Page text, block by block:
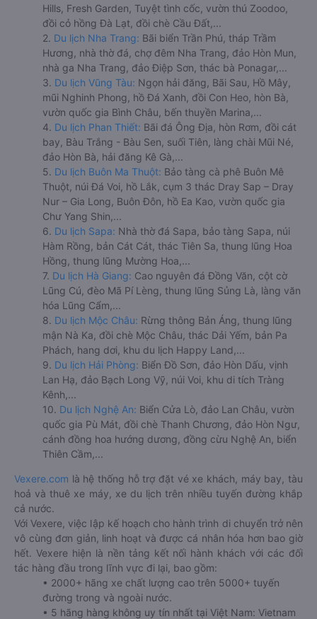
Hills, Fresh Garden, Tuyệt tình cốc, vườn thú Zoodoo,
đồi cỏ hồng Đà Lạt, đồi chè Cầu Đất,...
2. Du lịch Nha Trang: Bãi biển Trần Phú, tháp Trầm
Hương, nhà thờ đá, chợ đêm Nha Trang, đảo Hòn Mun,
nhà ga Nha Trang, đảo Điệp Sơn, thác bà Ponagar,...
3. Du lịch Vũng Tàu: Ngọn hải đăng, Bãi Sau, Hồ Mây,
mũi Nghinh Phong, hồ Đá Xanh, đồi Con Heo, hòn Bà,
vườn quốc gia Bình Châu, bến thuyền Marina,...
4. Du lịch Phan Thiết: Bãi đá Ông Địa, hòn Rơm, đồi cát
bay, Bàu Trắng - Bàu Sen, suối Tiên, làng chài Mũi Né,
đảo Hòn Bà, hải đăng Kê Gà,...
5. Du lịch Buôn Ma Thuột: Bảo tàng cà phê Buôn Mê
Thuột, núi Đá Voi, hồ Lắk, cụm 3 thác Dray Sap – Dray
Nur – Gia Long, Buôn Đôn, hồ Ea Kao, vườn quốc gia
Chư Yang Shin,...
6. Du lịch Sapa: Nhà thờ đá Sapa, bảo tàng Sapa, núi
Hàm Rồng, bản Cát Cát, thác Tiên Sa, thung lũng Hoa
Hồng, thung lũng Mường Hoa,...
7. Du lịch Hà Giang: Cao nguyên đá Đồng Văn, cột cờ
Lũng Cú, đèo Mã Pí Lèng, thung lũng Sủng Là, làng văn
hóa Lũng Cẩm,...
8. Du lịch Mộc Châu: Rừng thông Bản Áng, thung lũng
mận Nà Ka, đồi chè Mộc Châu, thác Dải Yếm, bản Pa
Phách, hang dơi, khu du lịch Happy Land,...
9. Du lịch Hải Phòng: Biển Đồ Sơn, đảo Hòn Dấu, vịnh
Lan Hạ, đảo Bạch Long Vỹ, núi Voi, khu di tích Tràng
Kênh,...
10. Du lịch Nghệ An: Biển Cửa Lò, đảo Lan Châu, vườn
quốc gia Pù Mát, đồi chè Thanh Chương, đảo Hòn Ngư,
cánh đồng hoa hướng dương, đồng cừu Nghệ An, biển
Thiên Cầm,...
Vexere.com là hệ thống hỗ trợ đặt vé xe khách, máy bay, tàu
hoả và thuê xe máy, xe du lịch trên nhiều tuyến đường khắp
cả nước.
Với Vexere, việc lập kế hoạch cho hành trình di chuyển trở nên
vô cùng đơn giản, linh hoạt và được cá nhân hóa hơn bao giờ
hết. Vexere hiện là nền tảng kết nối hành khách với các đối
tác hàng đầu trong lĩnh vực đi lại, bao gồm:
• 2000+ hãng xe chất lượng cao trên 5000+ tuyến
đường trong và ngoài nước.
• 5 hãng hàng không uy tín nhất tại Việt Nam: Vietnam